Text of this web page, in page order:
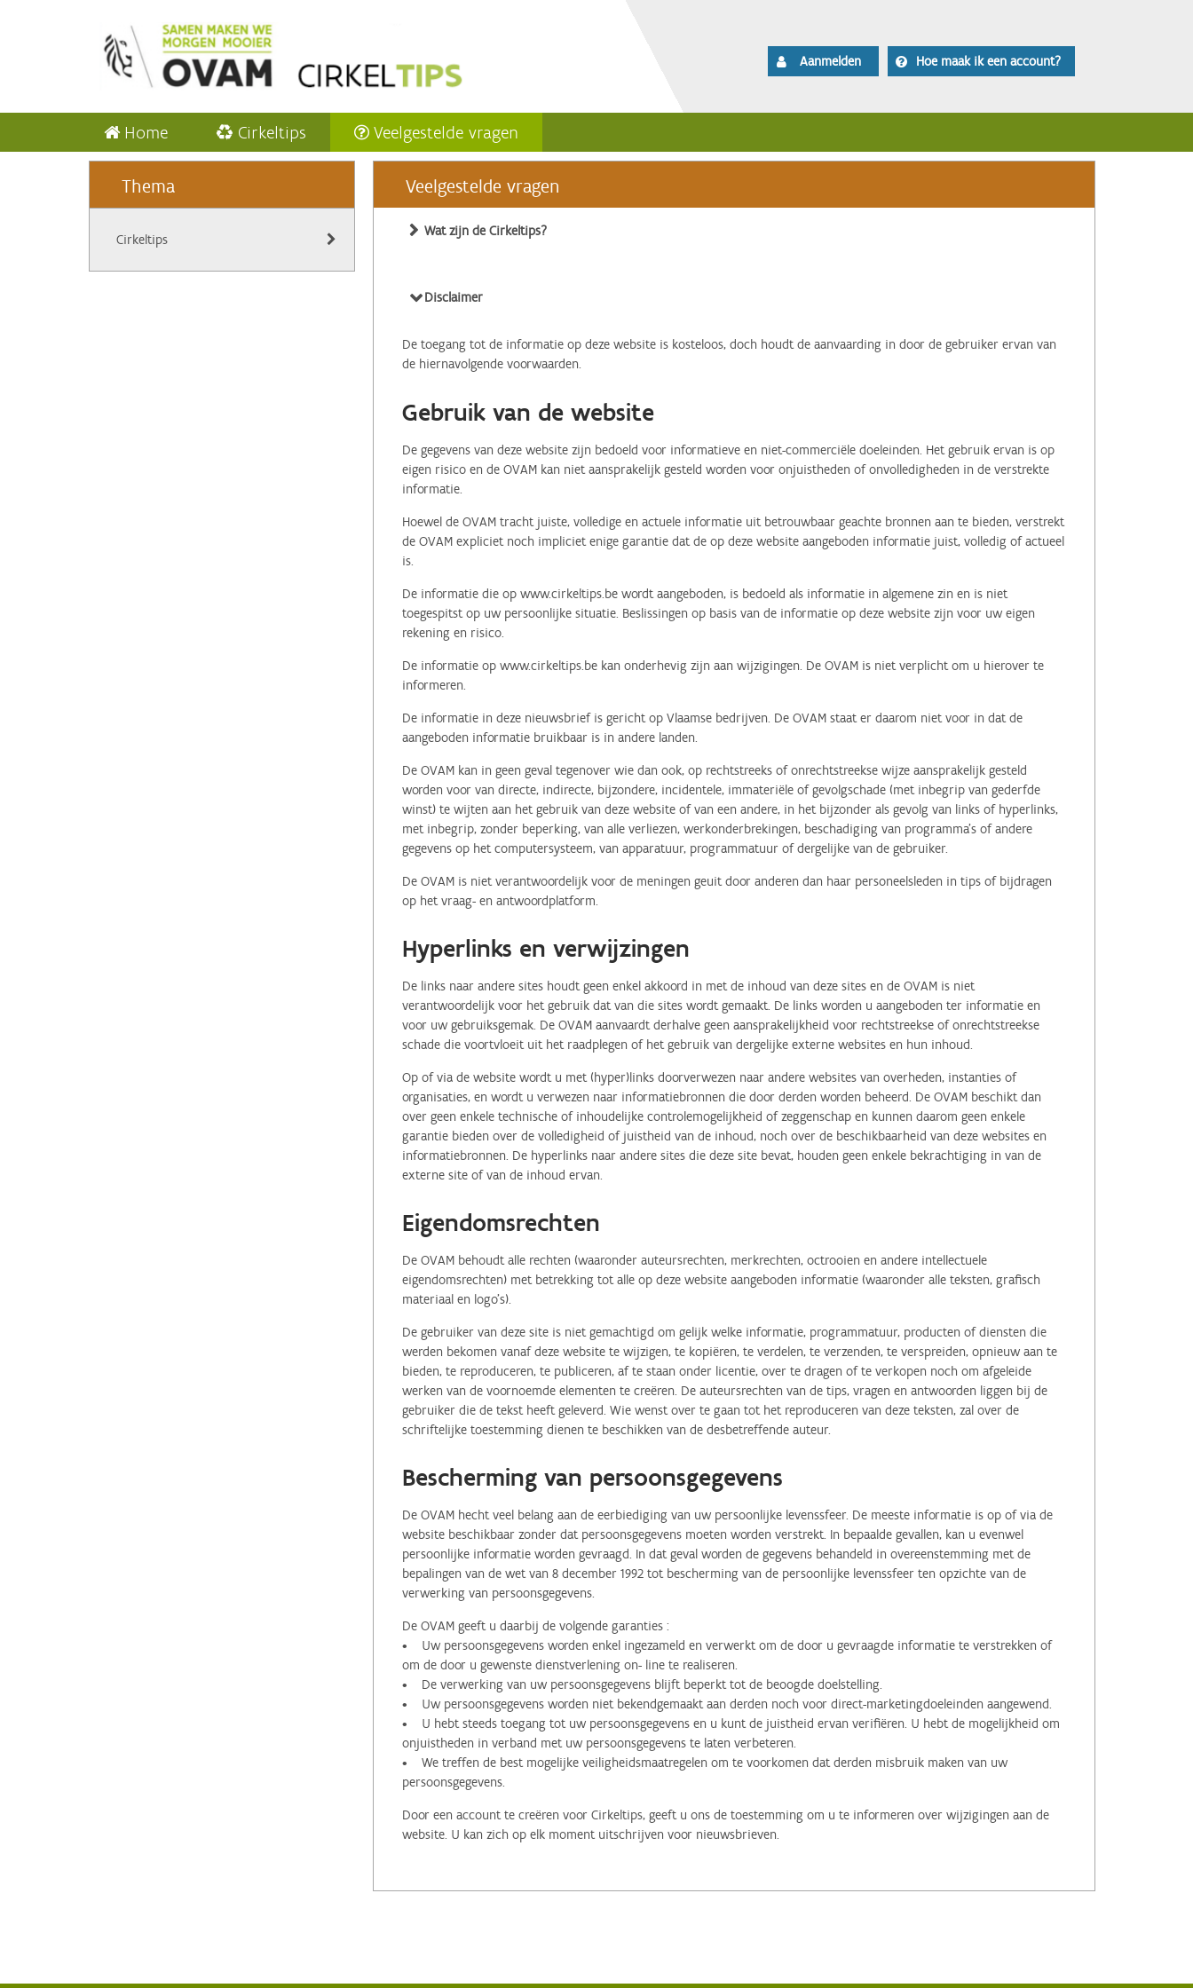
Aanmelden Hoe maak ik een account?
Home Cirkeltips Veelgestelde vragen
Thema
Cirkeltips
Veelgestelde vragen
Wat zijn de Cirkeltips?
Disclaimer
De toegang tot de informatie op deze website is kosteloos, doch houdt de aanvaarding in door de gebruiker ervan van
de hiernavolgende voorwaarden.
Gebruik van de website
De gegevens van deze website zijn bedoeld voor informatieve en niet-commerciële doeleinden. Het gebruik ervan is op
eigen risico en de OVAM kan niet aansprakelijk gesteld worden voor onjuistheden of onvolledigheden in de verstrekte
informatie.
Hoewel de OVAM tracht juiste, volledige en actuele informatie uit betrouwbaar geachte bronnen aan te bieden, verstrekt
de OVAM expliciet noch impliciet enige garantie dat de op deze website aangeboden informatie juist, volledig of actueel
is.
De informatie die op www.cirkeltips.be wordt aangeboden, is bedoeld als informatie in algemene zin en is niet
toegespitst op uw persoonlijke situatie. Beslissingen op basis van de informatie op deze website zijn voor uw eigen
rekening en risico.
De informatie op www.cirkeltips.be kan onderhevig zijn aan wijzigingen. De OVAM is niet verplicht om u hierover te
informeren.
De informatie in deze nieuwsbrief is gericht op Vlaamse bedrijven. De OVAM staat er daarom niet voor in dat de
aangeboden informatie bruikbaar is in andere landen.
De OVAM kan in geen geval tegenover wie dan ook, op rechtstreeks of onrechtstreekse wijze aansprakelijk gesteld
worden voor van directe, indirecte, bijzondere, incidentele, immateriële of gevolgschade (met inbegrip van gederfde
winst) te wijten aan het gebruik van deze website of van een andere, in het bijzonder als gevolg van links of hyperlinks,
met inbegrip, zonder beperking, van alle verliezen, werkonderbrekingen, beschadiging van programma's of andere
gegevens op het computersysteem, van apparatuur, programmatuur of dergelijke van de gebruiker.
De OVAM is niet verantwoordelijk voor de meningen geuit door anderen dan haar personeelsleden in tips of bijdragen
op het vraag- en antwoordplatform.
Hyperlinks en verwijzingen
De links naar andere sites houdt geen enkel akkoord in met de inhoud van deze sites en de OVAM is niet
verantwoordelijk voor het gebruik dat van die sites wordt gemaakt. De links worden u aangeboden ter informatie en
voor uw gebruiksgemak. De OVAM aanvaardt derhalve geen aansprakelijkheid voor rechtstreekse of onrechtstreekse
schade die voortvloeit uit het raadplegen of het gebruik van dergelijke externe websites en hun inhoud.
Op of via de website wordt u met (hyper)links doorverwezen naar andere websites van overheden, instanties of
organisaties, en wordt u verwezen naar informatiebronnen die door derden worden beheerd. De OVAM beschikt dan
over geen enkele technische of inhoudelijke controlemogelijkheid of zeggenschap en kunnen daarom geen enkele
garantie bieden over de volledigheid of juistheid van de inhoud, noch over de beschikbaarheid van deze websites en
informatiebronnen. De hyperlinks naar andere sites die deze site bevat, houden geen enkele bekrachtiging in van de
externe site of van de inhoud ervan.
Eigendomsrechten
De OVAM behoudt alle rechten (waaronder auteursrechten, merkrechten, octrooien en andere intellectuele
eigendomsrechten) met betrekking tot alle op deze website aangeboden informatie (waaronder alle teksten, grafisch
materiaal en logo's).
De gebruiker van deze site is niet gemachtigd om gelijk welke informatie, programmatuur, producten of diensten die
werden bekomen vanaf deze website te wijzigen, te kopiëren, te verdelen, te verzenden, te verspreiden, opnieuw aan te
bieden, te reproduceren, te publiceren, af te staan onder licentie, over te dragen of te verkopen noch om afgeleide
werken van de voornoemde elementen te creëren. De auteursrechten van de tips, vragen en antwoorden liggen bij de
gebruiker die de tekst heeft geleverd. Wie wenst over te gaan tot het reproduceren van deze teksten, zal over de
schriftelijke toestemming dienen te beschikken van de desbetreffende auteur.
Bescherming van persoonsgegevens
De OVAM hecht veel belang aan de eerbiediging van uw persoonlijke levenssfeer. De meeste informatie is op of via de
website beschikbaar zonder dat persoonsgegevens moeten worden verstrekt. In bepaalde gevallen, kan u evenwel
persoonlijke informatie worden gevraagd. In dat geval worden de gegevens behandeld in overeenstemming met de
bepalingen van de wet van 8 december 1992 tot bescherming van de persoonlijke levenssfeer ten opzichte van de
verwerking van persoonsgegevens.
De OVAM geeft u daarbij de volgende garanties :
• Uw persoonsgegevens worden enkel ingezameld en verwerkt om de door u gevraagde informatie te verstrekken of
om de door u gewenste dienstverlening on- line te realiseren.
• De verwerking van uw persoonsgegevens blijft beperkt tot de beoogde doelstelling.
• Uw persoonsgegevens worden niet bekendgemaakt aan derden noch voor direct-marketingdoeleinden aangewend.
• U hebt steeds toegang tot uw persoonsgegevens en u kunt de juistheid ervan verifiëren. U hebt de mogelijkheid om
onjuistheden in verband met uw persoonsgegevens te laten verbeteren.
• We treffen de best mogelijke veiligheidsmaatregelen om te voorkomen dat derden misbruik maken van uw
persoonsgegevens.
Door een account te creëren voor Cirkeltips, geeft u ons de toestemming om u te informeren over wijzigingen aan de
website. U kan zich op elk moment uitschrijven voor nieuwsbrieven.